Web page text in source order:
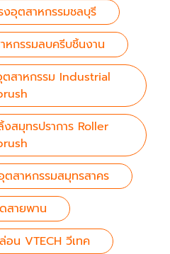
งอุตสาหกรรมชลบุรี
กรรมลบครีบชิ้นงาน
ตสาหกรรม Industrial
สมุทรปราการ Roller
ตสาหกรรมสมุทรสาคร
สายพาน
อน VTECH วีเทค